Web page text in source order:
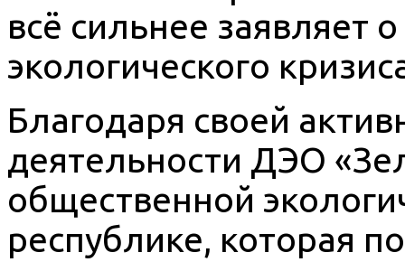
всё сильнее заявляет
экологического
Благодаря своей
деятельности ДЭО
общественной
республике, которая